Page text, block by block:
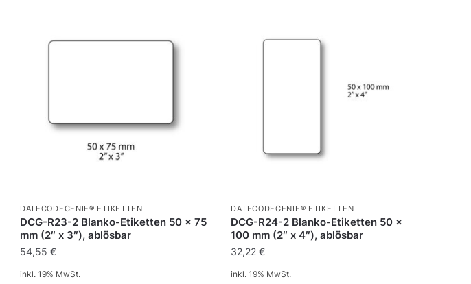
DATECODEGENIE® ETIKETTEN
DCG-R23-2 Blanko-Etiketten 50 x 75
mm (2″ x 3″), ablösbar
54,55 €
inkl. 19% MwSt.
DATECODEGENIE® ETIKETTEN
DCG-R24-2 Blanko-Etiketten 50 x
100 mm (2″ x 4″), ablösbar
32,22€
inkl. 19% MwSt.